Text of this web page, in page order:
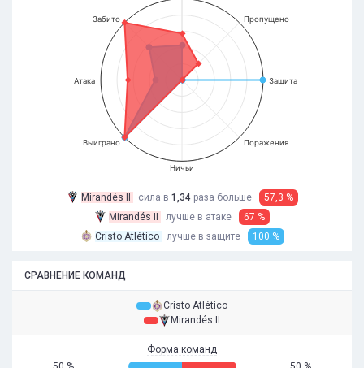
Пропущено
Защита
Поражения
Ничьи
Выиграно
Атака
Забито
Mirandés II сила в 1,34 раза больше
57,3 %
Mirandés II
лучше в атаке
67 %
Cristo Atlético
лучше в защите 100 %
СРАВНЕНИЕ КОМАНД
Cristo Atlético
Mirandés II
Форма команд